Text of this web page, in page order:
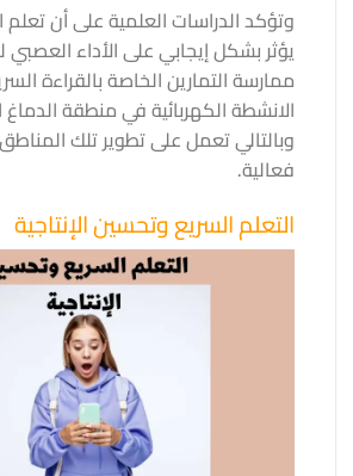
وتؤكد الدراسات العلمية على أن تعلم
يؤثر بشكل إيجابي على الأداء العصبي
ممارسة التمارين الخاصة بالقراءة
الانشطة الكهربائية في منطقة الدماغ
وبالتالي تعمل على تطوير تلك
فعالية.
التعلم السريع وتحسين الإنتاجية